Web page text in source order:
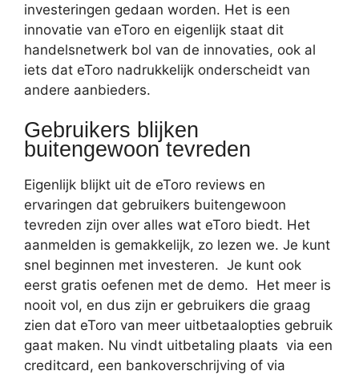
investeringen gedaan worden. Het is een
innovatie van eToro en eigenlijk staat dit
handelsnetwerk bol van de innovaties, ook al
iets dat eToro nadrukkelijk onderscheidt van
andere aanbieders.
Gebruikers blijken
buitengewoon tevreden
Eigenlijk blijkt uit de eToro reviews en
ervaringen dat gebruikers buitengewoon
tevreden zijn over alles wat eToro biedt. Het
aanmelden is gemakkelijk, zo lezen we. Je kunt
snel beginnen met investeren. Je kunt ook
eerst gratis oefenen met de demo. Het meer is
nooit vol, en dus zijn er gebruikers die graag
zien dat eToro van meer uitbetaalopties gebruik
gaat maken. Nu vindt uitbetaling plaats via een
creditcard, een bankoverschrijving of via